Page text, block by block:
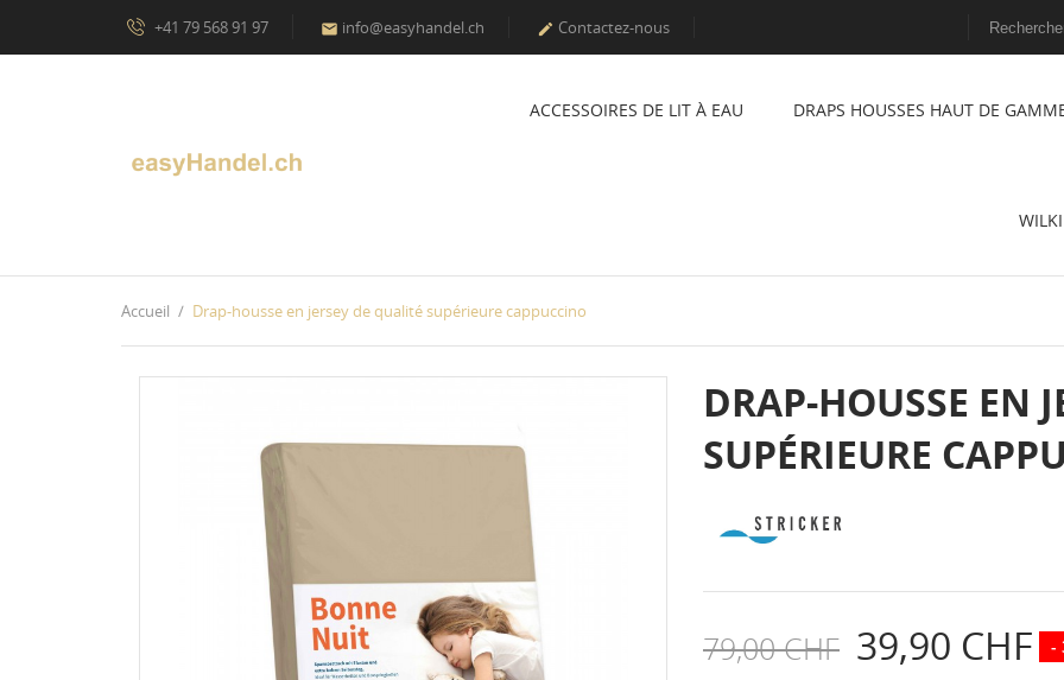
+41 79 568 91 97  info@easyhandel.ch  Contactez-nous
ACCESSOIRES DE LIT À EAU DRAPS HOUSSES HAUT DE
Accueil Drap-housse en jersey de qualité supérieure cappuccino
DRAP-HOUSSE EN
SUPÉRIEURE
79,00 CHF 39,90 CHF -